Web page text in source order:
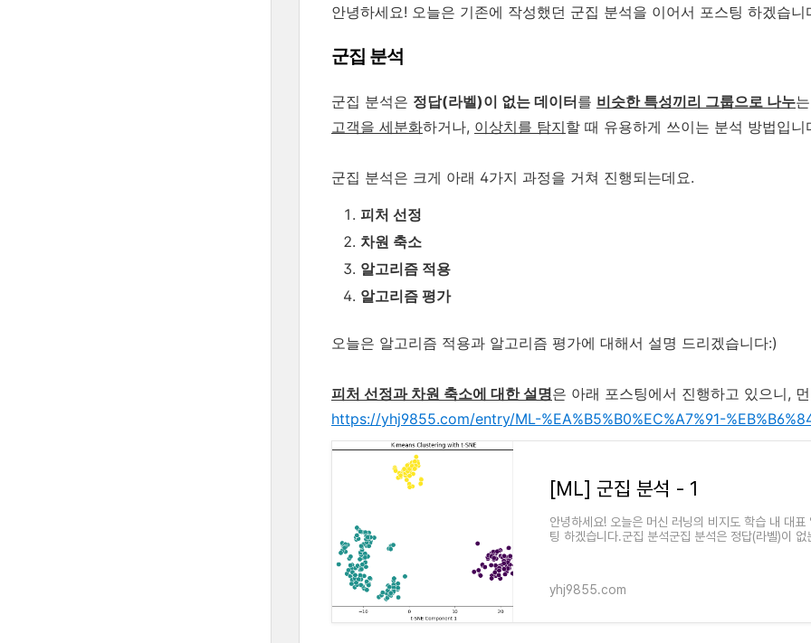
안녕하세요! 오늘은 기존에 작성했던 군집 분석을 이어서 포스팅 하겠습니
군집 분석
군집 분석은 정답(라벨)이 없는 데이터를 비슷한 특성끼리 그룹으로 나누
고객을 세분화하거나, 이상치를 탐지할 때 유용하게 쓰이는 분석 방법입니
군집 분석은 크게 아래 4가지 과정을 거쳐 진행되는데요.
피처 선정
차원 축소
알고리즘 적용
알고리즘 평가
오늘은 알고리즘 적용과 알고리즘 평가에 대해서 설명 드리겠습니다:)
피처 선정과 차원 축소에 대한 설명은 아래 포스팅에서 진행하고 있으니,
https://yhj9855.com/entry/ML-%EA%B5%B0%EC%A7%91-
[ML] 군집 분석 - 1
안녕하세요! 오늘은 머신 러닝의 비지도 학습 내 대
팅 하겠습니다.군집 분석군집 분석은 정답(라벨)이
yhj9855.com